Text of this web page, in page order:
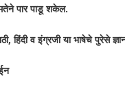
पार पाडू शकेल.
हिंदी व इंग्रजी या भाषेचे पुरेसे